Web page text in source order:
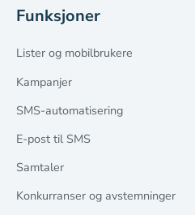
Funksjoner
Lister og mobilbrukere
Kampanjer
SMS-automatisering
E-post til SMS
Samtaler
Konkurranser og avstemninger